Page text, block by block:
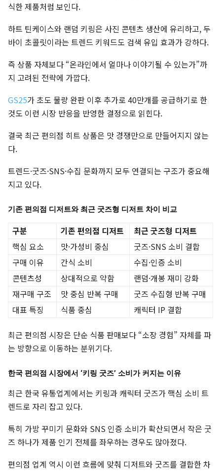
식한 제품처럼 보인다.
하트 틴케이스와 랜덤 키링은 사진 콘텐츠 생산에 유리하고, 두
바이 초콜릿이라는 트렌드 키워드도 검색 유입 효과가 강하다.
즉 상품 자체보다 “온라인에서 얼마나 이야기될 수 있는가”까
지 고려된 전략에 가깝다.
GS25가 초도 물량 완판 이후 추가로 40만개를 공급하기로 한
것도 이런 시장 반응을 반영한 결정으로 읽힌다.
결국 최근 편의점 히트 상품은 맛 경쟁만으로 만들어지지 않는
다.
트렌드·굿즈·SNS·수집 문화까지 모두 연결되는 구조가 중요해
지고 있다.
기존 편의점 디저트와 최근 굿즈형 디저트 차이 비교
구분 기존 편의점 디저트
최근 굿즈형 디저트
핵심 요소
맛·가성비 중심
굿즈·SNS 소비 결합
구매 이유
간식 소비
수집·인증 소비
콘텐츠성
상대적으로 약함
랜덤·개봉 재미 강화
재구매 구조
맛 중심 반복 구매
굿즈 수집형 반복 구매
대표 특징
식품 중심 캐릭터 IP 결합
최근 편의점 시장은 단순 식품 판매보다 “소장 경험” 자체를 파
는 방향으로 이동하는 분위기다.
한국 편의점 시장에서 ‘키링 굿즈’ 소비가 커지는 이유
최근 한국 유통업계에서는 키링과 캐릭터 굿즈가 핵심 소비 트
렌드로 자리 잡고 있다.
특히 가방 꾸미기 문화와 SNS 인증 소비가 확산되면서 작은 굿
즈 하나가 제품 인기 전체를 좌우하는 경우도 많아졌다.
편의점 업계 역시 이런 흐름에 맞춰 디저트와 굿즈를 결합한 차